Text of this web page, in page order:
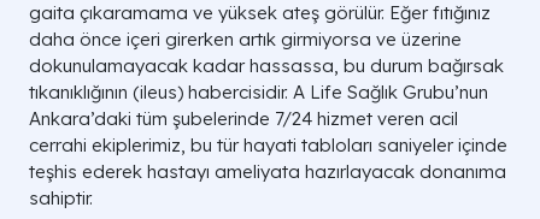
gaita çıkaramama ve yüksek ateş görülür. Eğer fıtığınız
daha önce içeri girerken artık girmiyorsa ve üzerine
dokunulamayacak kadar hassassa, bu durum bağırsak
tıkanıklığının (ileus) habercisidir. A Life Sağlık Grubu’nun
Ankara’daki tüm şubelerinde 7/24 hizmet veren acil
cerrahi ekiplerimiz, bu tür hayati tabloları saniyeler içinde
teşhis ederek hastayı ameliyata hazırlayacak donanıma
sahiptir.